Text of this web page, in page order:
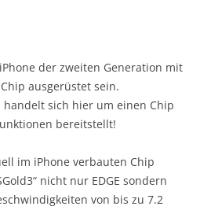
der zweiten Generation mit
ausgerüstet sein.
handelt sich hier um einen Chip
bereitstellt!
im iPhone verbauten Chip
nicht nur EDGE sondern
von bis zu 7.2